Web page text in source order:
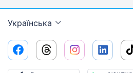
Українська